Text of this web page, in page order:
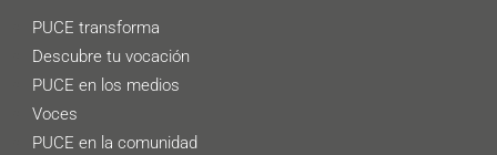
PUCE transforma
Descubre tu vocación
PUCE en los medios
Voces
PUCE en la comunidad